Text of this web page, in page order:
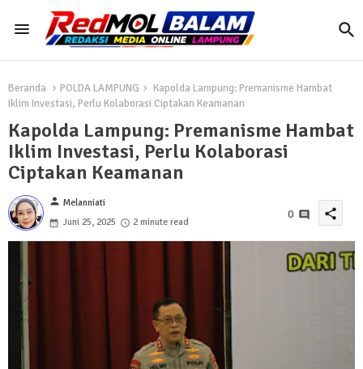
Beranda POLDA LAMPUNG
Kapolda Lampung: Premanisme Hambat
Iklim Investasi, Perlu Kolaborasi Ciptakan Keamanan
Kapolda Lampung: Premanisme Hambat
Iklim Investasi, Perlu Kolaborasi
Ciptakan Keamanan
person Melanniati
Juni 25, 2025
2 minute read
0 share